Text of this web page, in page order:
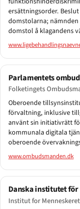
ersättningsorder.
domstolarna;
domstol å klagandens
Parlamentets
Folketingets
Oberoende
förvaltning, inklusive
använt sin initiativrätt
kommunala digitala
oberoende
www.ombudsmanden.dk
Danska institutet
Institut for